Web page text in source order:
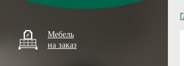
Мебель
на заказ